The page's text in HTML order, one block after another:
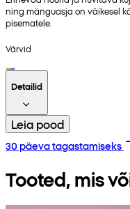
ning mänguasja on väikesel
pisematele.
Värvid
Detailid
Leia pood
30 päeva tagastamiseks
Tooted, mis